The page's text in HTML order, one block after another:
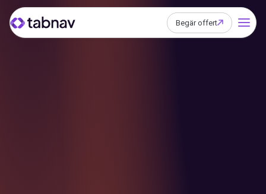
Begär offert